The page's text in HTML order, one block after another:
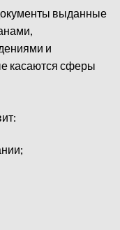
выданные
и
касаются сферы